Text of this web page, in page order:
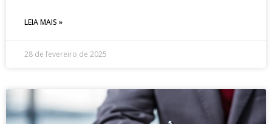
LEIA MAIS »
28 de fevereiro de 2025